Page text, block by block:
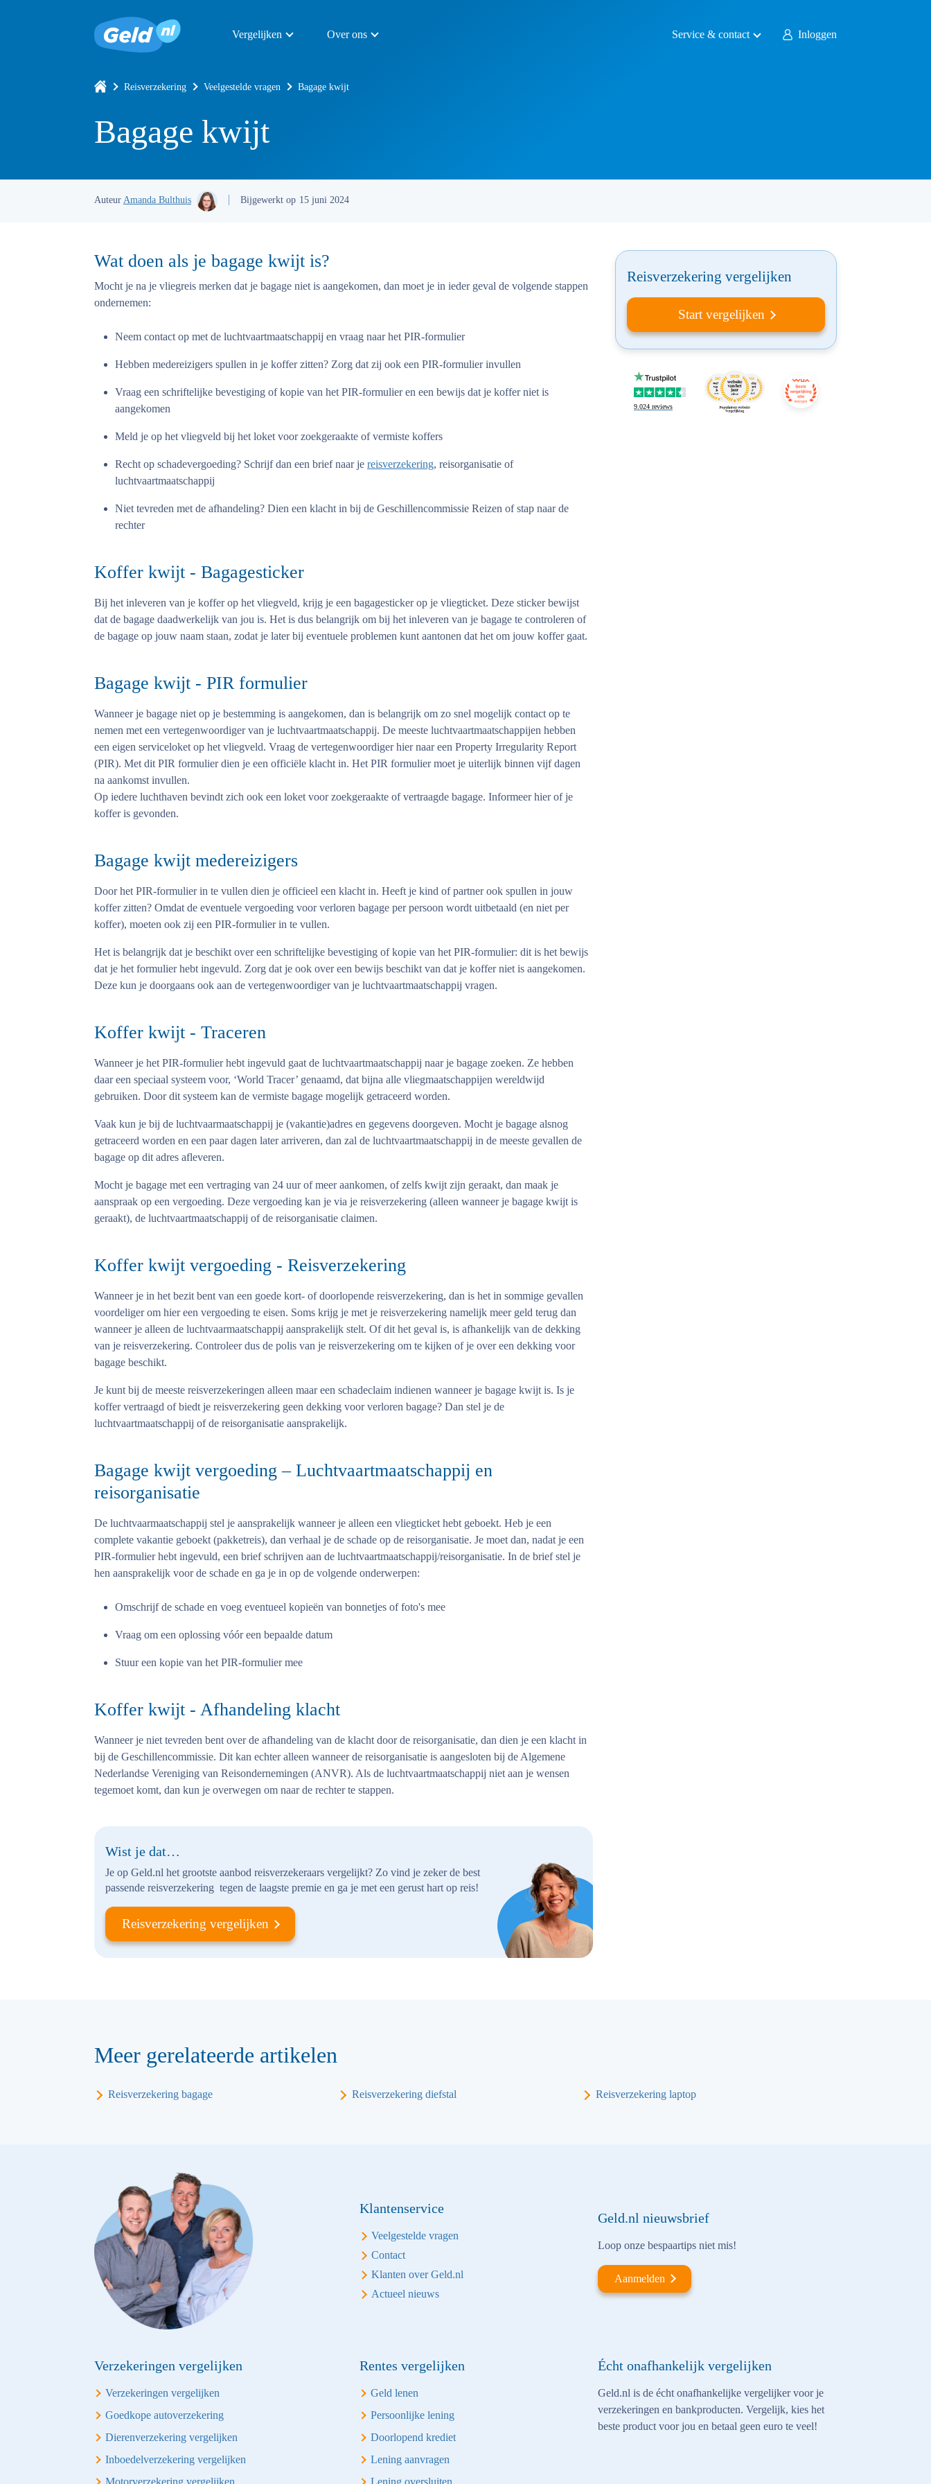
Vergelijken Over ons Service & contact Inloggen
Reisverzekering Veelgestelde vragen Bagage kwijt
Bagage kwijt
Auteur Amanda Bulthuis Bijgewerkt op 15 juni 2024
Wat doen als je bagage kwijt is?
Mocht je na je vliegreis merken dat je bagage niet is aangekomen, dan moet je in ieder geval de volgende stappen
ondernemen:
Neem contact op met de luchtvaartmaatschappij en vraag naar het PIR-formulier
Hebben medereizigers spullen in je koffer zitten? Zorg dat zij ook een PIR-formulier invullen
Vraag een schriftelijke bevestiging of kopie van het PIR-formulier en een bewijs dat je koffer niet is
aangekomen
Meld je op het vliegveld bij het loket voor zoekgeraakte of vermiste koffers
Recht op schadevergoeding? Schrijf dan een brief naar je reisverzekering, reisorganisatie of
luchtvaartmaatschappij
Niet tevreden met de afhandeling? Dien een klacht in bij de Geschillencommissie Reizen of stap naar de
rechter
Koffer kwijt - Bagagesticker
Bij het inleveren van je koffer op het vliegveld, krijg je een bagagesticker op je vliegticket. Deze sticker bewijst
dat de bagage daadwerkelijk van jou is. Het is dus belangrijk om bij het inleveren van je bagage te controleren of
de bagage op jouw naam staan, zodat je later bij eventuele problemen kunt aantonen dat het om jouw koffer gaat.
Bagage kwijt - PIR formulier
Wanneer je bagage niet op je bestemming is aangekomen, dan is belangrijk om zo snel mogelijk contact op te
nemen met een vertegenwoordiger van je luchtvaartmaatschappij. De meeste luchtvaartmaatschappijen hebben
een eigen serviceloket op het vliegveld. Vraag de vertegenwoordiger hier naar een Property Irregularity Report
(PIR). Met dit PIR formulier dien je een officiële klacht in. Het PIR formulier moet je uiterlijk binnen vijf dagen
na aankomst invullen.
Op iedere luchthaven bevindt zich ook een loket voor zoekgeraakte of vertraagde bagage. Informeer hier of je
koffer is gevonden.
Bagage kwijt medereizigers
Door het PIR-formulier in te vullen dien je officieel een klacht in. Heeft je kind of partner ook spullen in jouw
koffer zitten? Omdat de eventuele vergoeding voor verloren bagage per persoon wordt uitbetaald (en niet per
koffer), moeten ook zij een PIR-formulier in te vullen.
Het is belangrijk dat je beschikt over een schriftelijke bevestiging of kopie van het PIR-formulier: dit is het bewijs
dat je het formulier hebt ingevuld. Zorg dat je ook over een bewijs beschikt van dat je koffer niet is aangekomen.
Deze kun je doorgaans ook aan de vertegenwoordiger van je luchtvaartmaatschappij vragen.
Koffer kwijt - Traceren
Wanneer je het PIR-formulier hebt ingevuld gaat de luchtvaartmaatschappij naar je bagage zoeken. Ze hebben
daar een speciaal systeem voor, ‘World Tracer’ genaamd, dat bijna alle vliegmaatschappijen wereldwijd
gebruiken. Door dit systeem kan de vermiste bagage mogelijk getraceerd worden.
Vaak kun je bij de luchtvaarmaatschappij je (vakantie)adres en gegevens doorgeven. Mocht je bagage alsnog
getraceerd worden en een paar dagen later arriveren, dan zal de luchtvaartmaatschappij in de meeste gevallen de
bagage op dit adres afleveren.
Mocht je bagage met een vertraging van 24 uur of meer aankomen, of zelfs kwijt zijn geraakt, dan maak je
aanspraak op een vergoeding. Deze vergoeding kan je via je reisverzekering (alleen wanneer je bagage kwijt is
geraakt), de luchtvaartmaatschappij of de reisorganisatie claimen.
Koffer kwijt vergoeding - Reisverzekering
Wanneer je in het bezit bent van een goede kort- of doorlopende reisverzekering, dan is het in sommige gevallen
voordeliger om hier een vergoeding te eisen. Soms krijg je met je reisverzekering namelijk meer geld terug dan
wanneer je alleen de luchtvaarmaatschappij aansprakelijk stelt. Of dit het geval is, is afhankelijk van de dekking
van je reisverzekering. Controleer dus de polis van je reisverzekering om te kijken of je over een dekking voor
bagage beschikt.
Je kunt bij de meeste reisverzekeringen alleen maar een schadeclaim indienen wanneer je bagage kwijt is. Is je
koffer vertraagd of biedt je reisverzekering geen dekking voor verloren bagage? Dan stel je de
luchtvaartmaatschappij of de reisorganisatie aansprakelijk.
Bagage kwijt vergoeding – Luchtvaartmaatschappij en
reisorganisatie
De luchtvaarmaatschappij stel je aansprakelijk wanneer je alleen een vliegticket hebt geboekt. Heb je een
complete vakantie geboekt (pakketreis), dan verhaal je de schade op de reisorganisatie. Je moet dan, nadat je een
PIR-formulier hebt ingevuld, een brief schrijven aan de luchtvaartmaatschappij/reisorganisatie. In de brief stel je
hen aansprakelijk voor de schade en ga je in op de volgende onderwerpen:
Omschrijf de schade en voeg eventueel kopieën van bonnetjes of foto's mee
Vraag om een oplossing vóór een bepaalde datum
Stuur een kopie van het PIR-formulier mee
Koffer kwijt - Afhandeling klacht
Wanneer je niet tevreden bent over de afhandeling van de klacht door de reisorganisatie, dan dien je een klacht in
bij de Geschillencommissie. Dit kan echter alleen wanneer de reisorganisatie is aangesloten bij de Algemene
Nederlandse Vereniging van Reisondernemingen (ANVR). Als de luchtvaartmaatschappij niet aan je wensen
tegemoet komt, dan kun je overwegen om naar de rechter te stappen.
Wist je dat…
Je op Geld.nl het grootste aanbod reisverzekeraars vergelijkt? Zo vind je zeker de best
passende reisverzekering tegen de laagste premie en ga je met een gerust hart op reis!
Reisverzekering vergelijken
Reisverzekering vergelijken
Start vergelijken
9.024 reviews
Meer gerelateerde artikelen
Reisverzekering bagage Reisverzekering diefstal Reisverzekering laptop
Klantenservice
Veelgestelde vragen
Contact
Klanten over Geld.nl
Actueel nieuws
Geld.nl nieuwsbrief
Loop onze bespaartips niet mis!
Aanmelden
Verzekeringen vergelijken
Verzekeringen vergelijken
Goedkope autoverzekering
Dierenverzekering vergelijken
Inboedelverzekering vergelijken
Motorverzekering vergelijken
Rentes vergelijken
Geld lenen
Persoonlijke lening
Doorlopend krediet
Lening aanvragen
Lening oversluiten
Écht onafhankelijk vergelijken
Geld.nl is de écht onafhankelijke vergelijker voor je
verzekeringen en bankproducten. Vergelijk, kies het
beste product voor jou en betaal geen euro te veel!